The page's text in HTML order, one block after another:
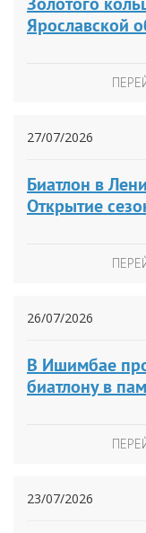
Ярославской
27/07/2026
Биатлон в
Открытие
26/07/2026
В Ишимбае
биатлону в
23/07/2026